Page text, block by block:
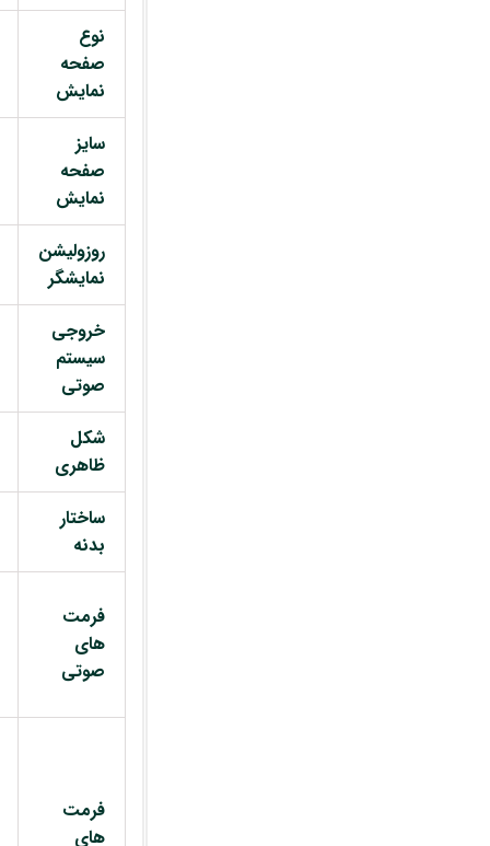
نوع
صفحه
نمایش
سایز
صفحه
نمایش
روزولیشن
نمایشگر
خروجی
سیستم
صوتی
شکل
ظاهری
ساختار
بدنه
فرمت
های
صوتی
فرمت
های